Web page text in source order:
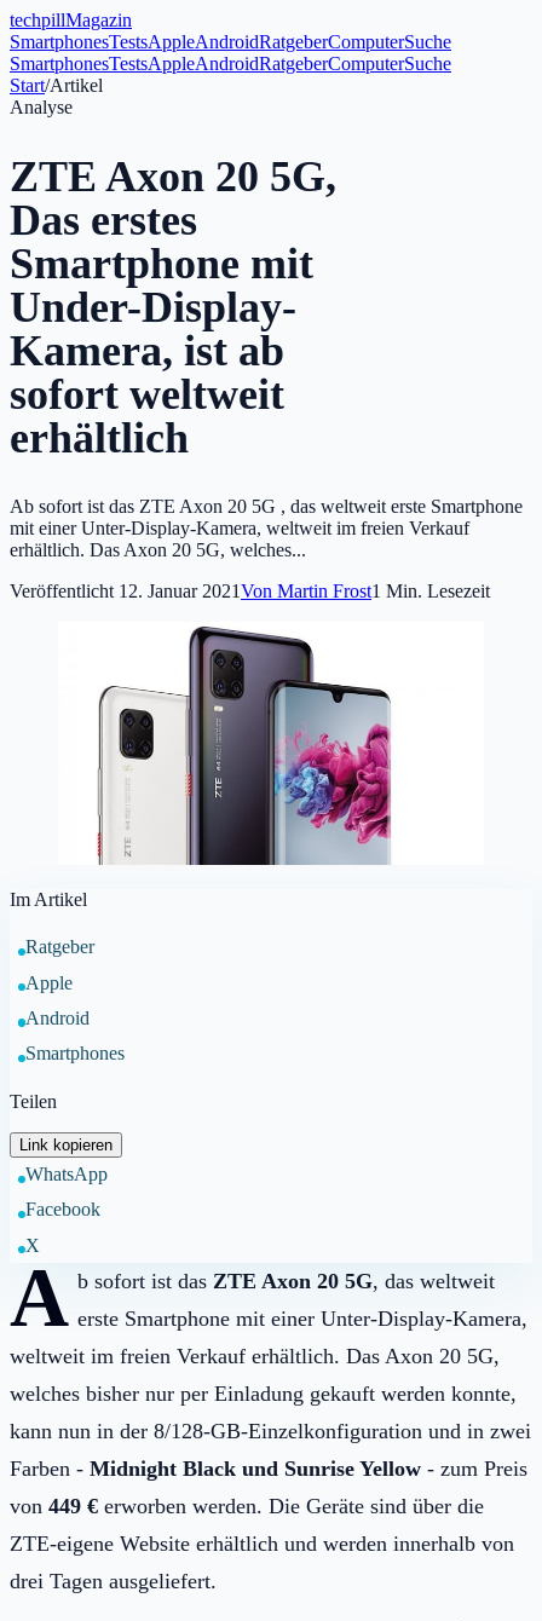
techpillMagazin
SmartphonesTestsAppleAndroidRatgeberComputerSuche
SmartphonesTestsAppleAndroidRatgeberComputerSuche
Start/Artikel
Analyse
ZTE Axon 20 5G,
Das erstes
Smartphone mit
Under-Display-
Kamera, ist ab
sofort weltweit
erhältlich
Ab sofort ist das ZTE Axon 20 5G , das weltweit erste Smartphone
mit einer Unter-Display-Kamera, weltweit im freien Verkauf
erhältlich. Das Axon 20 5G, welches...
Veröffentlicht 12. Januar 2021Von Martin Frost1 Min. Lesezeit
Im Artikel
Ratgeber
Apple
Android
Smartphones
Teilen
Link kopieren
WhatsApp
Facebook
X
A b sofort ist dasZTE Axon 20 5G, das weltweit
erste Smartphone mit einer Unter-Display-Kamera,
weltweit im freien Verkauf erhältlich. Das Axon 20 5G,
welches bisher nur per Einladung gekauft werden konnte,
kann nun in der 8/128-GB-Einzelkonfiguration und in zwei
Farben - Midnight Black und Sunrise Yellow - zum Preis
von 449 € erworben werden. Die Geräte sind über die
ZTE-eigene Website erhältlich und werden innerhalb von
drei Tagen ausgeliefert.